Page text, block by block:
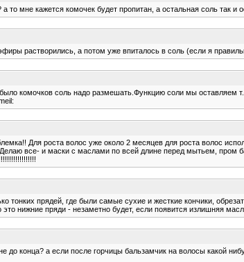
то мне кажется комочек будет пропитан, а остальная соль так
растворились, а потом уже впиталось в соль (если я
комочков соль надо размешать.Функцию соли мы
Для роста волос уже около 2 месяцев для роста волос
все- и маски с маслами по всей длине перед мытьем, пром
тонких прядей, где были самые сухие и жесткие кончики,
нижние пряди - незаметно будет, если появится излишняя
конца? а если после горчицы бальзамчик на волосы какой